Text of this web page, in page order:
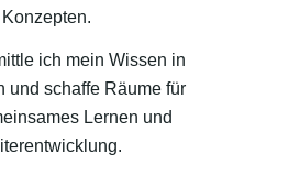
ich mein Wissen in
und schaffe Räume für
Lernen und